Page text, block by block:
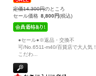
定価14,300円のところ
セール価格 8,800円(税込)
●セール●※返品・交換不
可/No.6511-m40/百貨店で大人気！
こだわ